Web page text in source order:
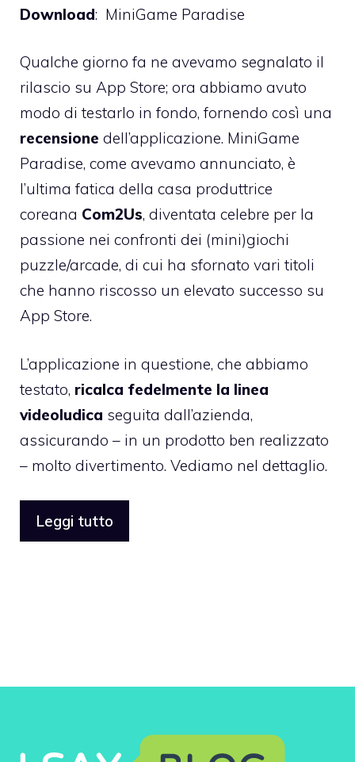
Download: MiniGame Paradise
Qualche giorno fa ne avevamo segnalato il
rilascio su App Store; ora abbiamo avuto
modo di testarlo in fondo, fornendo così una
recensione dell’applicazione. MiniGame
Paradise, come avevamo annunciato, è
l’ultima fatica della casa produttrice
coreana Com2Us, diventata celebre per la
passione nei confronti dei (mini)giochi
puzzle/arcade, di cui ha sfornato vari titoli
che hanno riscosso un elevato successo su
App Store.
L’applicazione in questione, che abbiamo
testato, ricalca fedelmente la linea
videoludica seguita dall’azienda,
assicurando – in un prodotto ben realizzato
– molto divertimento. Vediamo nel dettaglio.
Leggi tutto